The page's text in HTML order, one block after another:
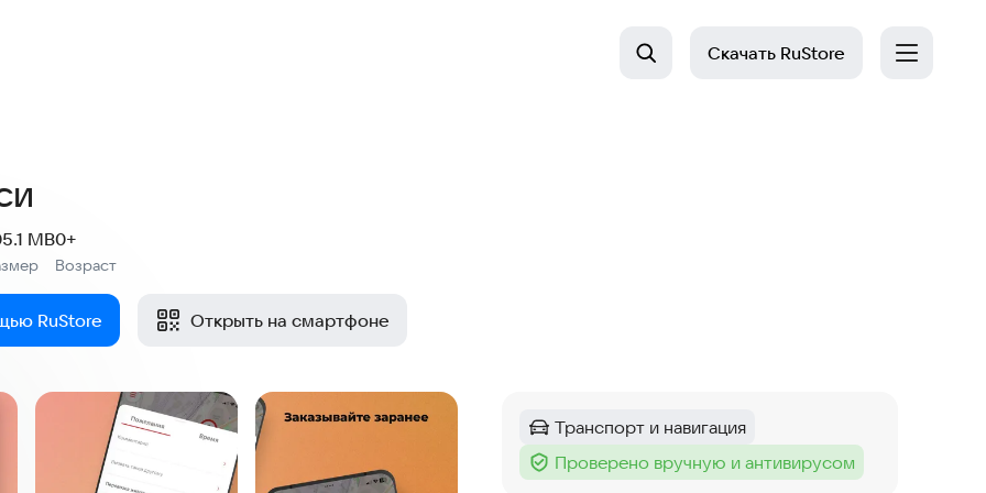
Скачать RuStore
MB
Возраст
0+
RuStore Открыть на смартфоне
Категория:
Транспорт и навигация
Тег :
Проверено вручную и антивирусом